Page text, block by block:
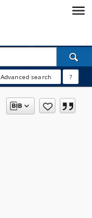
Advanced search ?